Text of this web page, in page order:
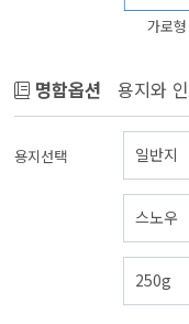
가로형
명함옵션 용지와
용지선택